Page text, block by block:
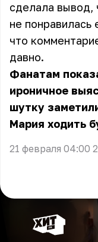
сделала вывод,
не понравилась
что
давно.
Фанатам
ироничное
шутку
Мария ходить
21 февраля 04:00